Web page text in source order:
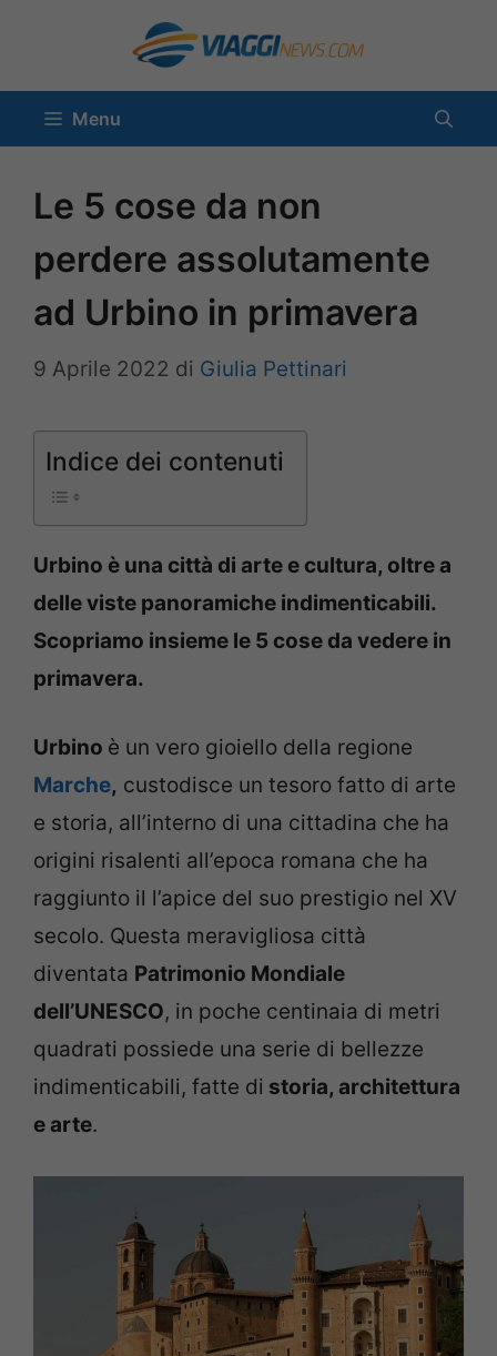
contenuto
Menu
Le 5 cose da non
perdere assolutamente
ad Urbino in primavera
9 Aprile 2022 di Giulia Pettinari
Indice dei contenuti
Urbino è una città di arte e cultura, oltre a
delle viste panoramiche indimenticabili.
Scopriamo insieme le 5 cose da vedere in
primavera.
Urbino è un vero gioiello della regione
Marche, custodisce un tesoro fatto di arte
e storia, all’interno di una cittadina che ha
origini risalenti all’epoca romana che ha
raggiunto il l’apice del suo prestigio nel XV
secolo. Questa meravigliosa città
diventata Patrimonio Mondiale
dell’UNESCO, in poche centinaia di metri
quadrati possiede una serie di bellezze
indimenticabili, fatte di storia, architettura
e arte.